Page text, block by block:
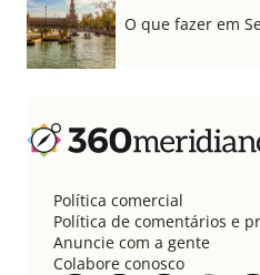
O que fazer em
Política comercial
Política de comentários e
Anuncie com a gente
Colabore conosco